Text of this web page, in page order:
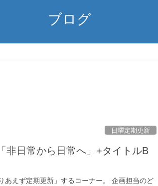
ブログ
日曜定期更新
非日常から日常へ」+タイトルB
あえず定期更新」するコーナー。 企画担当のど